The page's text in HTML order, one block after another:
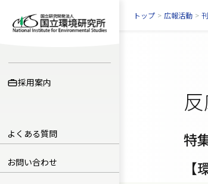
採用案内
よくある質問
お問い合わせ
トップ > 広報活動 >
特